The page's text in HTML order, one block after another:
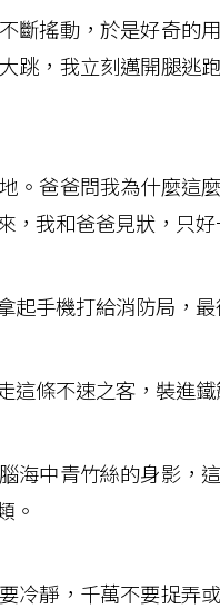
斷搖動，於是好奇的
跳，我立刻邁開腿逃
。爸爸問我為什麼這
，我和爸爸見狀，只好
手機打給消防局，最
條不速之客，裝進鐵
海中青竹絲的身影，
。
冷靜，千萬不要捉弄